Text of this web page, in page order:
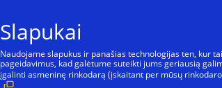
Slapukai
Naudojame slapukus ir panašias technologijas ten, kur
pageidavimus, kad galėtume suteikti jums geriausią
įgalinti asmeninę rinkodarą (įskaitant per mūsų